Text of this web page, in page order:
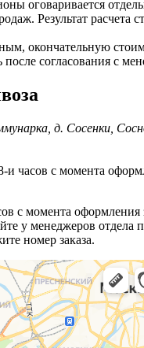
оговаривается
Результат расчета
окончательную
согласования с
д. Сосенки,
и часов с момента
с момента оформления
у менеджеров отдела
номер заказа.